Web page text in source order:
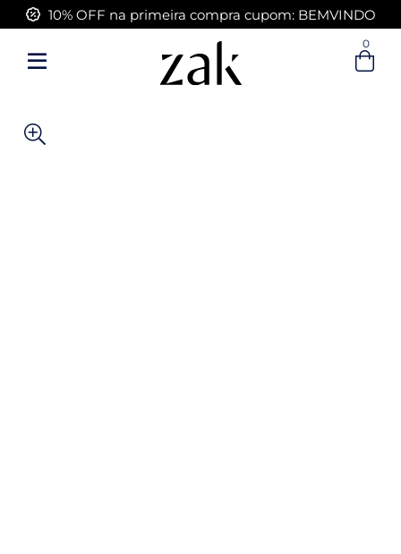
10% OFF na primeira compra cupom: BEMVINDO
FRETE GRÁTIS acima de R$ 399,00
0